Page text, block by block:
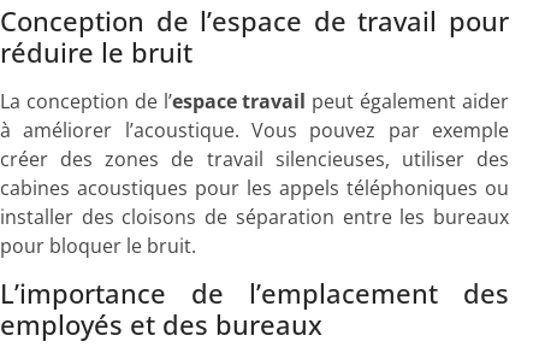
Conception de l’espace de travail pour
réduire le bruit
La conception de l’espace travail peut également aider
à améliorer l’acoustique. Vous pouvez par exemple
créer des zones de travail silencieuses, utiliser des
cabines acoustiques pour les appels téléphoniques ou
installer des cloisons de séparation entre les bureaux
pour bloquer le bruit.
L’importance de l’emplacement des
employés et des bureaux